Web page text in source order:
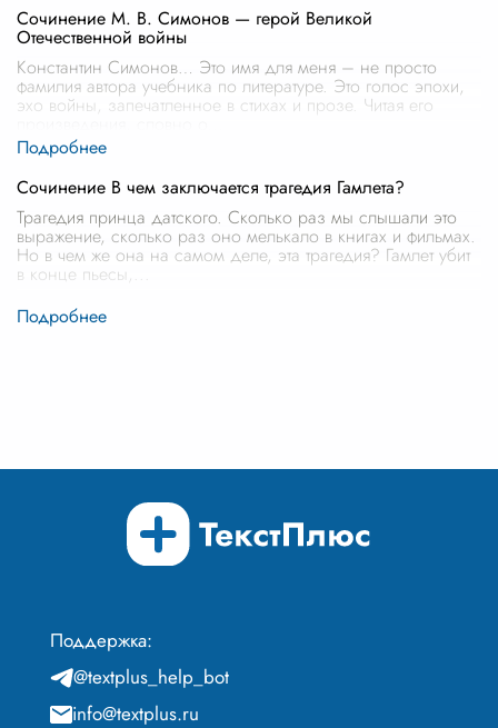
Сочинение М. В. Симонов — герой Великой
Отечественной войны
Константин Симонов… Это имя для меня – не просто
фамилия автора учебника по литературе. Это голос эпохи,
эхо войны, запечатленное в стихах и прозе. Читая его
Сочинение В чем заключается трагедия Гамлета?
Трагедия принца датского. Сколько раз мы слышали это
выражение, сколько раз оно мелькало в книгах и фильмах.
Но в чем же она на самом деле, эта трагедия? Гамлет убит
в конце пьесы,
Поддержка:
@textplus_help_bot
info@textplus.ru